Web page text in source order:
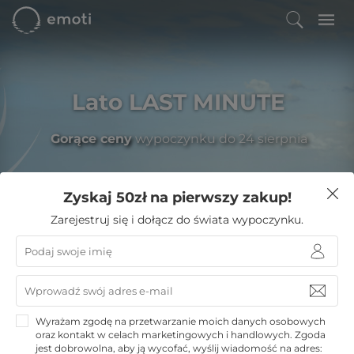
Lato LAST MINUTE
Gorące cenywypoczynku do 24 sierpnia
Filtruj
Emoti » Weekend w Mieście » Hotele Kraków »
Premier Kraków Hotel
Premier Kraków Hotel
Kraków
Zyskaj 50zł na pierwszy zakup!
Zarejestruj się i dołącz do świata wypoczynku.
Wyrażam zgodę na przetwarzanie moich danych osobowych
oraz kontakt w celach marketingowych i handlowych. Zgoda
jest dobrowolna, aby ją wycofać, wyślij wiadomość na adres: